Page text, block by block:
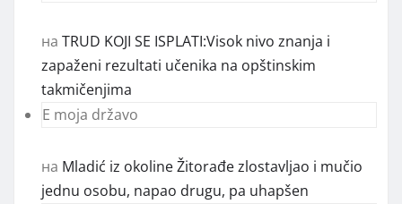
на TRUD KOJI SE ISPLATI:Visok nivo znanja i
zapaženi rezultati učenika na opštinskim
takmičenjima
E moja državo
на Mladić iz okoline Žitorađe zlostavljao i mučio
jednu osobu, napao drugu, pa uhapšen